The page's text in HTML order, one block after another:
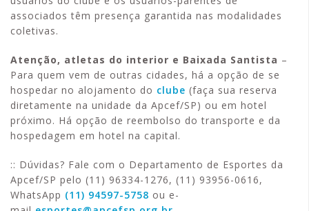
associados têm presença garantida nas modalidades
coletivas.
Atenção, atletas do interior e Baixada Santista –
Para quem vem de outras cidades, há a opção de se
hospedar no alojamento do clube (faça sua reserva
diretamente na unidade da Apcef/SP) ou em hotel
próximo. Há opção de reembolso do transporte e da
hospedagem em hotel na capital.
:: Dúvidas? Fale com o Departamento de Esportes da
Apcef/SP pelo (11) 96334-1276, (11) 93956-0616,
WhatsApp (11) 94597-5758 ou e-